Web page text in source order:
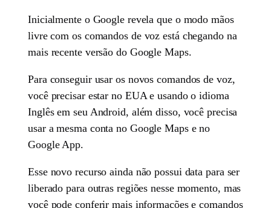
Inicialmente o Google revela que o modo mãos
livre com os comandos de voz está chegando na
mais recente versão do Google Maps.
Para conseguir usar os novos comandos de voz,
você precisar estar no EUA e usando o idioma
Inglês em seu Android, além disso, você precisa
usar a mesma conta no Google Maps e no
Google App.
Esse novo recurso ainda não possui data para ser
liberado para outras regiões nesse momento, mas
você pode conferir mais informações e comandos